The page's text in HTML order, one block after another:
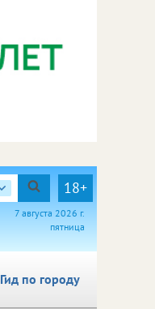
18+
7 августа 2026 г.
пятница
Гид по городу